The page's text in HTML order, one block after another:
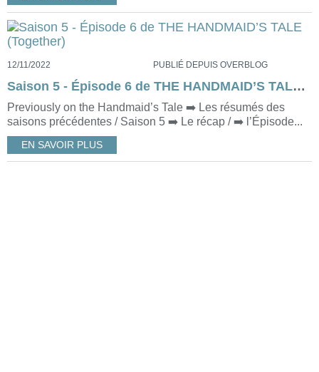
12/11/2022 PUBLIÉ DEPUIS OVERBLOG
Saison 5 - Épisode 6 de THE HANDMAID’S TALE (Together)
Previously on the Handmaid’s Tale ➡️ Les résumés des
saisons précédentes / Saison 5 ➡️ Le récap / ➡️ l’Épisode...
EN SAVOIR PLUS